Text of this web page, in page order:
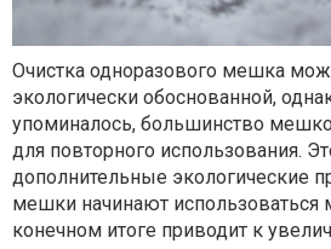
Очистка одноразового мешка
экологически обоснованной,
упоминалось, большинство
для повторного использования.
дополнительные экологические
мешки начинают использоваться
конечном итоге приводит к